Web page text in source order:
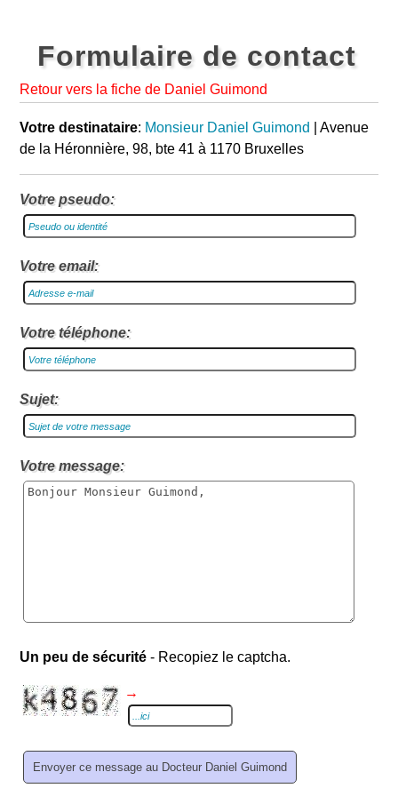
Formulaire de contact
Retour vers la fiche de Daniel Guimond
Votre destinataire: Monsieur Daniel Guimond
| Avenue
de la Héronnière, 98, bte 41 à 1170 Bruxelles
Votre pseudo:
Votre email:
Votre téléphone:
Sujet:
Votre message:
Un peu de sécurité - Recopiez le captcha.
→